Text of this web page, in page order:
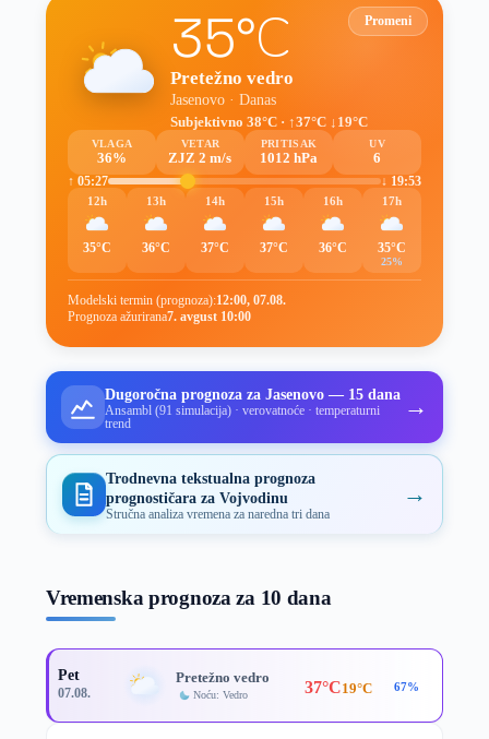
Promeni
35°C
Pretežno vedro
Jasenovo · Danas
Subjektivno 38°C · ↑37°C ↓19°C
VLAGA
36%
VETAR
ZJZ 2 m/s
PRITISAK
1012 hPa
UV
6
↑ 05:27
↓ 19:53
12h
35°C
13h
36°C
14h
37°C
15h
37°C
16h
36°C
17h
35°C
25%
Modelski termin (prognoza):12:00, 07.08.
Prognoza ažurirana7. avgust 10:00
Dugoročna prognoza za Jasenovo — 15 dana
Ansambl (91 simulacija) · verovatnoće · temperaturni
trend
→
Trodnevna tekstualna prognoza
prognostičara za Vojvodinu
Stručna analiza vremena za naredna tri dana
→
Vremenska prognoza za 10 dana
Pet
07.08.
Pretežno vedro
Noću: Vedro 37°C19°C 67%